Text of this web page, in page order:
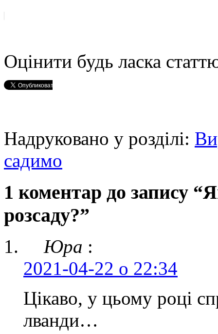
Оцінити будь ласка
Надруковано у розділі:
садимо
1 коментар до запису
розсаду?”
Юра :
2021-04-22 о 22:34
Цікаво, у цьому році
лванди…